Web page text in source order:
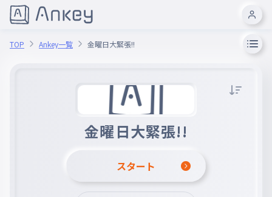
TOP Ankey一覧 金曜日大緊張!!
金曜日大緊張!!
スタート